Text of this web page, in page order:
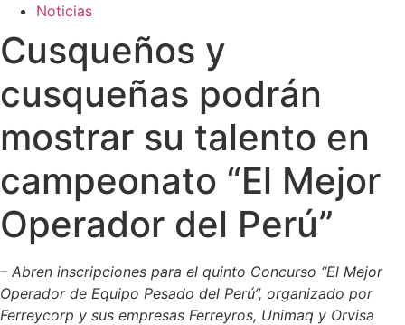
Noticias
Cusqueños y
cusqueñas podrán
mostrar su talento en
campeonato “El Mejor
Operador del Perú”
– Abren inscripciones para el quinto Concurso “El Mejor
Operador de Equipo Pesado del Perú”, organizado por
Ferreycorp y sus empresas Ferreyros, Unimaq y Orvisa